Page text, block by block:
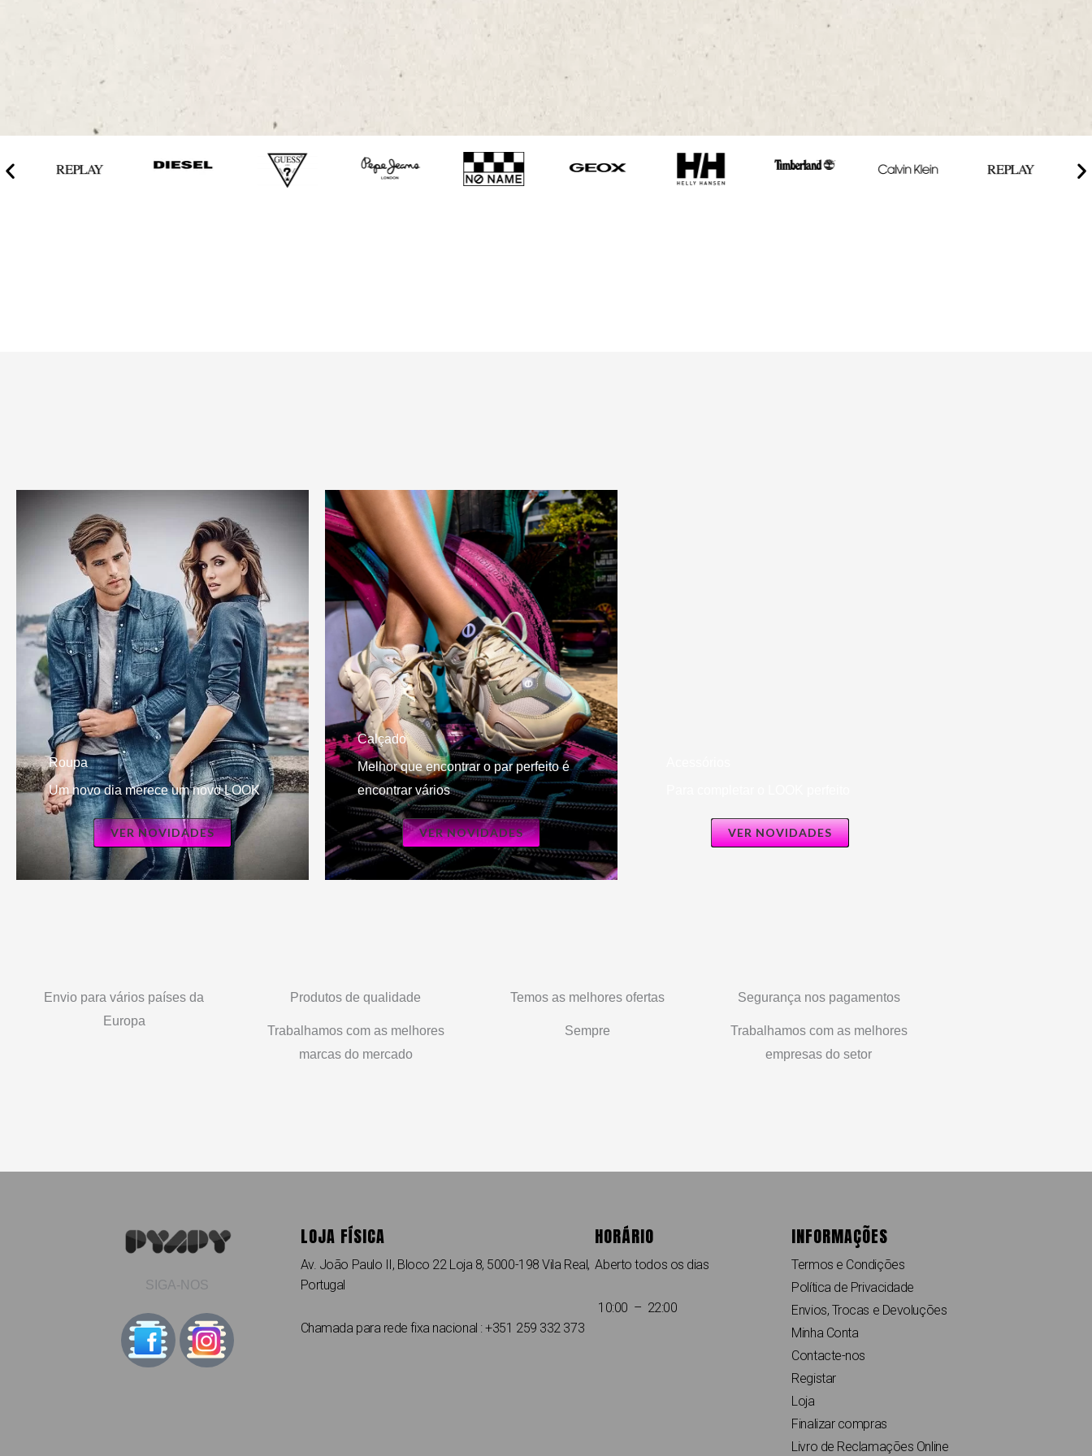
Roupa
Um novo dia merece um novo LOOK
VER NOVIDADES
Calçado
Melhor que encontrar o par perfeito é
encontrar vários
VER NOVIDADES VER NOVIDADES
Envio para vários países da
Europa
Produtos de qualidade
Trabalhamos com as melhores
marcas do mercado
Temos as melhores ofertas
Sempre
Segurança nos pagamentos
Trabalhamos com as melhores
empresas do setor
SIGA-NOS
LOJA FÍSICA
Av. João Paulo II, Bloco 22 Loja 8, 5000-198 Vila Real,
Portugal
Chamada para rede fixa nacional : +351 259 332 373
HORÁRIO
Aberto todos os dias
10:00 – 22:00
INFORMAÇÕES
Termos e Condições
Política de Privacidade
Envios, Trocas e Devoluções
Minha Conta
Contacte-nos
Registar
Loja
Finalizar compras
Livro de Reclamações Online